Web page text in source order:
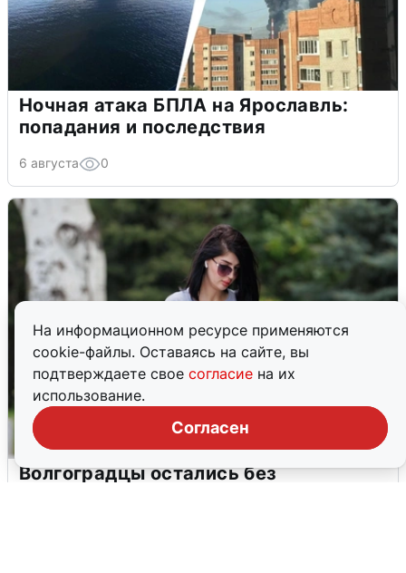
На информационном ресурсе применяются
cookie-файлы. Оставаясь на сайте, вы
подтверждаете свое согласие на их
использование.
Согласен
Ночная атака БПЛА на Ярославль:
попадания и последствия
6 августа 0
Волгоградцы остались без